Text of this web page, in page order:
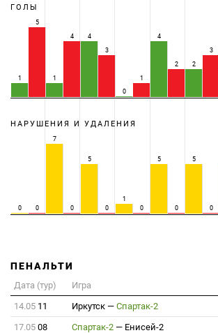
ГОЛЫ
1
5
1
4
4
3
0
1
4
2 2
3
НАРУШЕНИЯ И УДАЛЕНИЯ
0 0
7
0
5
0
1
0
5
0
5
0
ПЕНАЛЬТИ
Дата (тур) Игра
14.05 11 Иркутск — Спартак-2
17.05 08 Спартак-2 — Енисей-2